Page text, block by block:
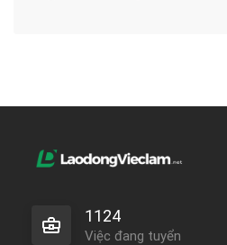
1124
Việc đang tuyển